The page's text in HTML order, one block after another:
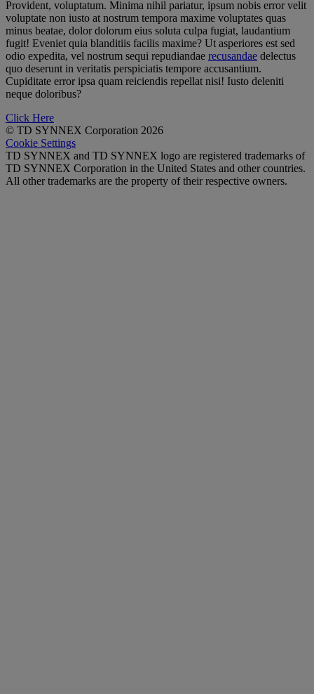
Provident, voluptatum. Minima nihil pariatur, ipsum nobis error velit
voluptate non iusto at nostrum tempora maxime voluptates quas
minus beatae, dolor dolorum eius soluta culpa fugiat, laudantium
fugit! Eveniet quia blanditiis facilis maxime? Ut asperiores est sed
odio expedita, vel nostrum sequi repudiandae recusandae delectus
quo deserunt in veritatis perspiciatis tempore accusantium.
Cupiditate error ipsa quam reiciendis repellat nisi! Iusto deleniti
neque doloribus?
Click Here
© TD SYNNEX Corporation 2026
Cookie Settings
TD SYNNEX and TD SYNNEX logo are registered trademarks of
TD SYNNEX Corporation in the United States and other countries.
All other trademarks are the property of their respective owners.